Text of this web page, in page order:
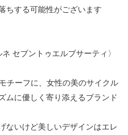
ちする可能性がございます
ネ セブントゥエルブサーティ〉
チーフに、女性の美のサイクル
ムに優しく寄り添えるブランド
ないけど美しいデザインはエレ